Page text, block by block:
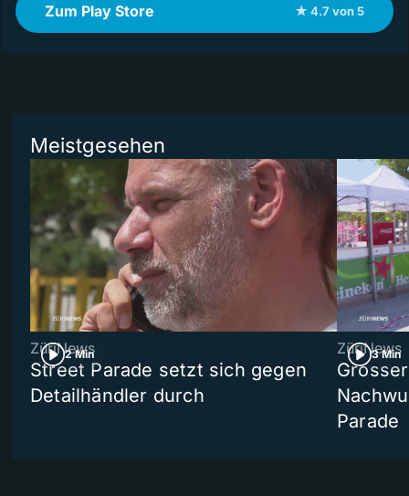
Zum Play Store ★ 4.7 von 5
Meistgesehen
2 Min
ZüriNews
Street Parade setzt sich gegen
Detailhändler durch
3 Min
ZüriNews
Parade